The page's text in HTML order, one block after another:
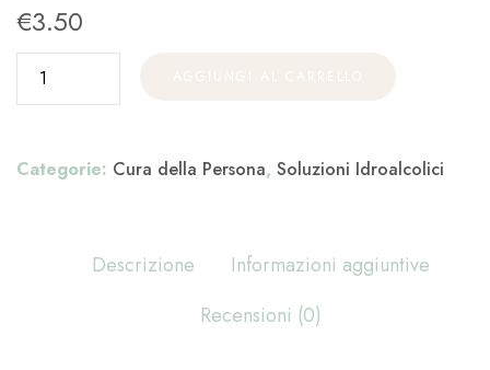
€3.50
Categorie: Cura della Persona, Soluzioni Idroalcolici
Descrizione
Informazioni aggiuntive
Recensioni (0)